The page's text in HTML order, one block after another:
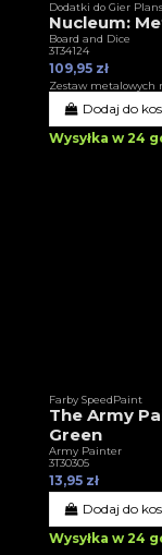
Dodatki do Gier
Nucleum:
Board and Dice
3T34124
109,95 zł
Zestaw metalowych
Dodaj do
Wysyłka w 24
Farby SpeedPaint
The Army
Green
Army Painter
3T30305
13,95 zł
Dodaj do
Wysyłka w 24